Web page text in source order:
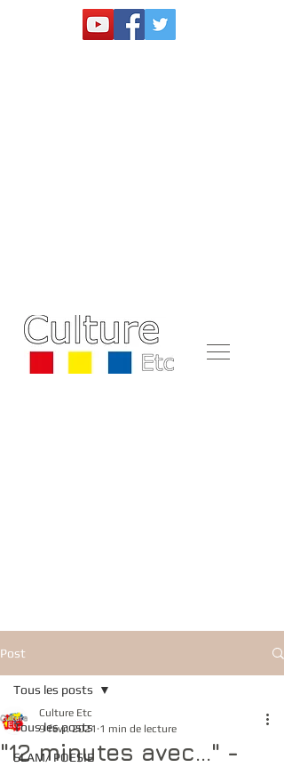
Post
Tous les posts
SLAM/ POESIE
Tous les posts
"12 minutes avec..." -
Culture Etc
9 févr. 2021 1 min de lecture